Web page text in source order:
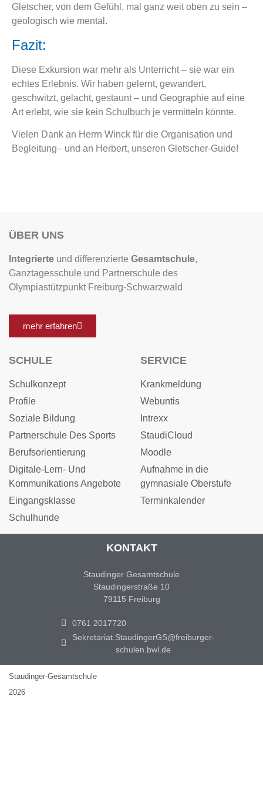
Gletscher, von dem Gefühl, mal ganz weit oben zu sein –
geologisch wie mental.
Fazit:
Diese Exkursion war mehr als Unterricht – sie war ein
echtes Erlebnis. Wir haben gelernt, gewandert,
geschwitzt, gelacht, gestaunt – und Geographie auf eine
Art erlebt, wie sie kein Schulbuch je vermitteln könnte.
Vielen Dank an Herrn Winck für die Organisation und
Begleitung– und an Herbert, unseren Gletscher-Guide!
ÜBER UNS
Integrierte und differenzierte Gesamtschule,
Ganztagesschule und Partnerschule des
Olympiastützpunkt Freiburg-Schwarzwald
mehr erfahren
SCHULE
Schulkonzept
Profile
Soziale Bildung
Partnerschule Des Sports
Berufsorientierung
Digitale-Lern- Und
Kommunikations Angebote
Eingangsklasse
Schulhunde
SERVICE
Krankmeldung
Webuntis
Intrexx
StaudiCloud
Moodle
Aufnahme in die
gymnasiale Oberstufe
Terminkalender
KONTAKT
Staudinger Gesamtschule
Staudingerstraße 10
79115 Freiburg
0761 2017720
Sekretariat.StaudingerGS@freiburger-
schulen.bwl.de
Staudinger-Gesamtschule
2026